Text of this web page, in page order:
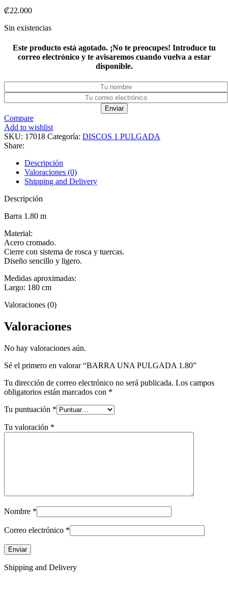
₡22.000
Sin existencias
Este producto está agotado. ¡No te preocupes! Introduce tu
correo electrónico y te avisaremos cuando vuelva a estar
disponible.
Enviar
Compare
Add to wishlist
SKU: 17018 Categoría: DISCOS 1 PULGADA
Share:
Descripción
Valoraciones (0)
Shipping and Delivery
Descripción
Barra 1.80 m
Material:
Acero cromado.
Cierre con sistema de rosca y tuercas.
Diseño sencillo y ligero.
Medidas aproximadas:
Largo: 180 cm
Valoraciones (0)
Valoraciones
No hay valoraciones aún.
Sé el primero en valorar “BARRA UNA PULGADA 1.80”
Tu dirección de correo electrónico no será publicada. Los campos
obligatorios están marcados con *
Tu puntuación *
Tu valoración *
Nombre *
Correo electrónico *
Shipping and Delivery